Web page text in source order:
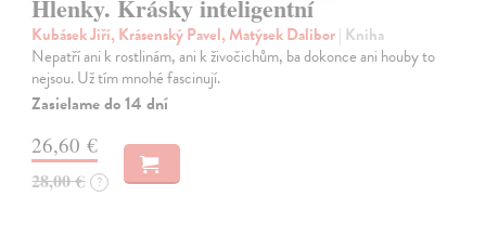
Hlenky. Krásky inteligentní
Kubásek Jiří, Krásenský Pavel, Matýsek Dalibor| Kniha
Nepatří ani k rostlinám, ani k živočichům, ba dokonce ani houby to
nejsou. Už tím mnohé fascinují.
Zasielame do 14 dní
26,60 €
28,00 € ?